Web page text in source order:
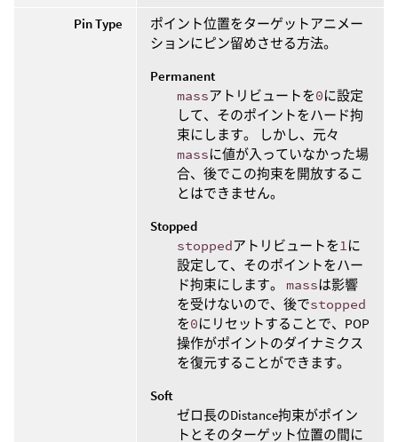
Pin Type
ポイント位置をターゲットアニメー
ションにピン留めさせる方法。
Permanent
massアトリビュートを0に設定
して、そのポイントをハード拘
束にします。 しかし、元々
massに値が入っていなかった場
合、後でこの拘束を開放するこ
とはできません。
Stopped
stoppedアトリビュートを 1 に
設定して、そのポイントをハー
ド拘束にします。 massは影響
を受けないので、後でstopped
を0にリセットすることで、POP
操作がポイントのダイナミクス
を復元することができます。
Soft
ゼロ長のDistance拘束がポイン
トとそのターゲット位置の間に